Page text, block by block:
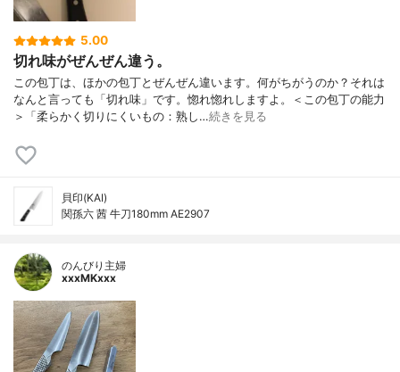
5.00
切れ味がぜんぜん違う。
この包丁は、ほかの包丁とぜんぜん違います。何がちがうのか？それは
なんと言っても「切れ味」です。惚れ惚れしますよ。＜この包丁の能力
＞「柔らかく切りにくいもの：熟し…続きを見る
貝印(KAI)
関孫六 茜 牛刀180mm AE2907
のんびり主婦
xxxMKxxx